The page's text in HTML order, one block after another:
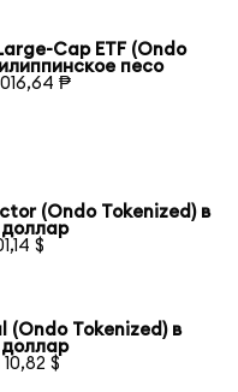
Cap ETF (Ondo
песо
₱
(Ondo Tokenized) в
$
(Ondo Tokenized) в
$